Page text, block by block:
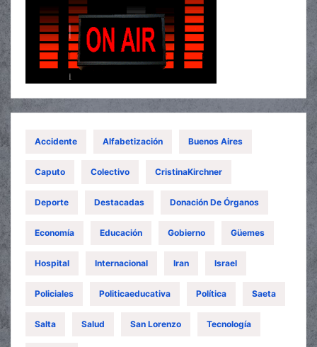
Accidente Alfabetización Buenos Aires
Caputo Colectivo CristinaKirchner
Deporte Destacadas Donación De Órganos
Economía Educación Gobierno Güemes
Hospital Internacional Iran Israel
Policiales Politicaeducativa Política Saeta
Salta Salud San Lorenzo Tecnología